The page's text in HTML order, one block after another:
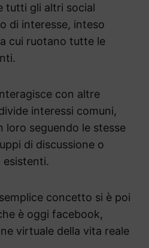
tutti gli altri social
di interesse, inteso
cui ruotano tutte le
con altre
interessi comuni,
seguendo le stesse
di discussione o
esistenti.
concetto si è poi
è oggi facebook,
virtuale della vita reale